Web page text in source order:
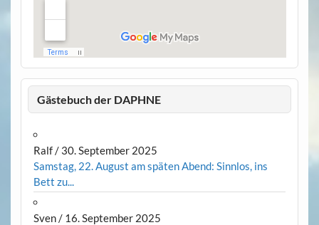
Gästebuch der DAPHNE
Ralf/ 30. September 2025
Samstag, 22. August am späten Abend: Sinnlos, ins
Bett zu...
Sven/ 16. September 2025